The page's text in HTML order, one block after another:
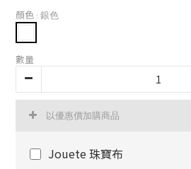
顏色 : 銀色
數量
以優惠價加購商品
Jouete 珠寶布